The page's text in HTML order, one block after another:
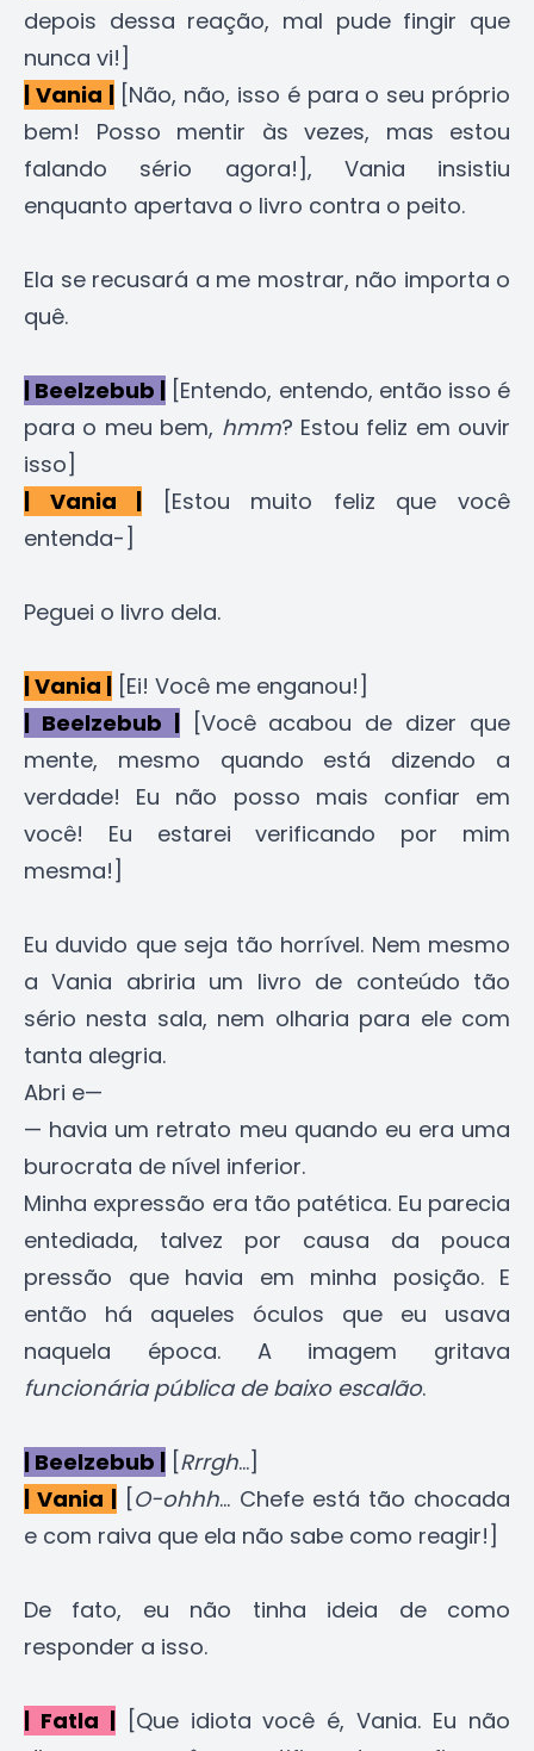
depois dessa reação, mal pude fingir que
nunca vi!]
| Vania |[Não, não, isso é para o seu próprio
bem! Posso mentir às vezes, mas estou
falando sério agora!], Vania insistiu
enquanto apertava o livro contra o peito.
Ela se recusará a me mostrar, não importa o
quê.
| Beelzebub | [Entendo, entendo, então isso é
para o meu bem, hmm? Estou feliz em ouvir
isso]
| Vania | [Estou muito feliz que você
entenda-]
Peguei o livro dela.
| Vania | [Ei! Você me enganou!]
| Beelzebub |[Você acabou de dizer que
mente, mesmo quando está dizendo a
verdade! Eu não posso mais confiar em
você! Eu estarei verificando por mim
mesma!]
Eu duvido que seja tão horrível. Nem mesmo
a Vania abriria um livro de conteúdo tão
sério nesta sala, nem olharia para ele com
tanta alegria.
Abri e—
— havia um retrato meu quando eu era uma
burocrata de nível inferior.
Minha expressão era tão patética. Eu parecia
entediada, talvez por causa da pouca
pressão que havia em minha posição. E
então há aqueles óculos que eu usava
naquela época. A imagem gritava
funcionária pública de baixo escalão.
| Beelzebub | [Rrrgh...]
| Vania | [O-ohhh... Chefe está tão chocada
e com raiva que ela não sabe como reagir!]
De fato, eu não tinha ideia de como
responder a isso.
| Fatla |[Que idiota você é, Vania. Eu não